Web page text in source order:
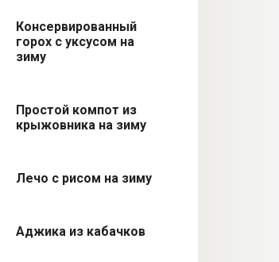
Консервированный
горох с уксусом на
зиму
Простой компот из
крыжовника на зиму
Лечо с рисом на зиму
Аджика из кабачков